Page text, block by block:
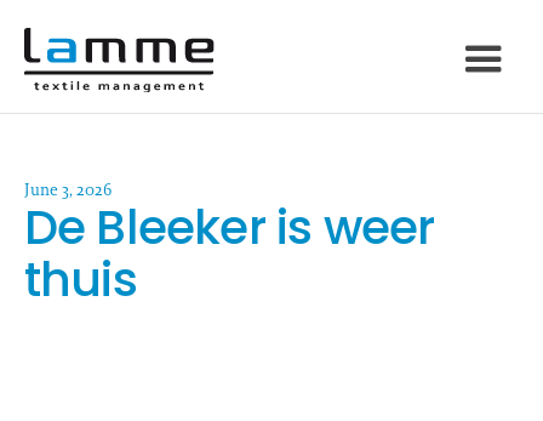
June 3, 2026
De Bleeker is weer
thuis